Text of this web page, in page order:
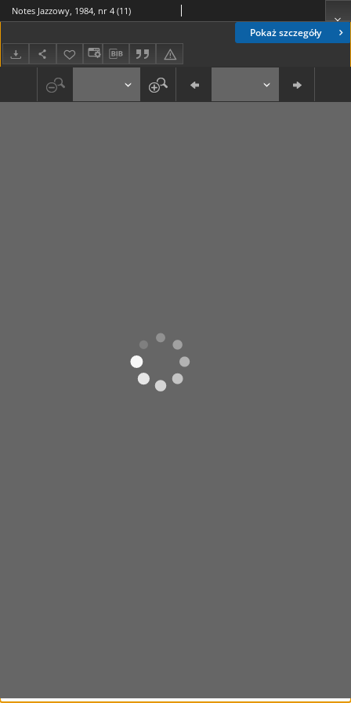
Pokaż szczegóły
Notes Jazzowy, 1984, nr 4 (11)